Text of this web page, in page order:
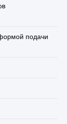
подачи